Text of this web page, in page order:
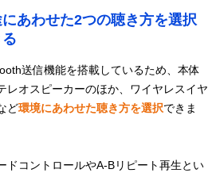
210×高さ
113mm
223×高さ
にあわせた2つの聴き方を選択
送信機能を搭載しているため、本体
レオスピーカーのほか、ワイヤレスイヤ
ど環境にあわせた聴き方を選択できま
ドコントロールやA-Bリピート再生とい